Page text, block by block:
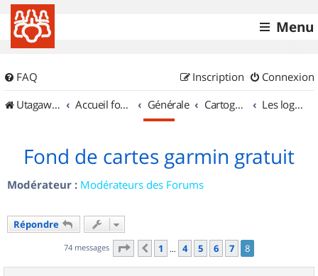
Menu
FAQ Connexion
Inscription
UtagawaVTT (Randos VTT et VTTAE avec traces GPS)
Accueil forum Générale Cartographie et GPS Les logiciels
Fond de cartes garmin gratuit
Modérateur : Modérateurs des Forums
Répondre
74 messages Page 8sur 8
Précédent
1 … 4 5 6 7 8